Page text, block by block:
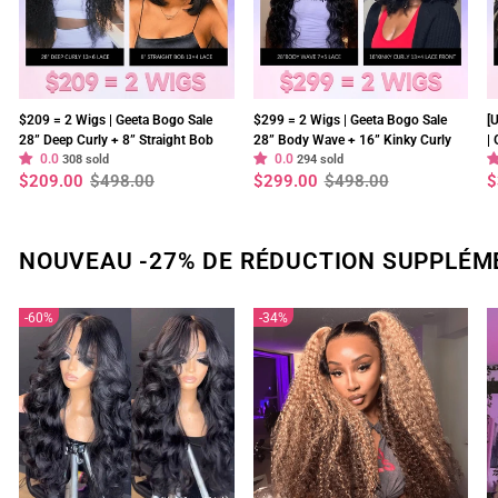
$209 = 2 Wigs | Geeta Bogo Sale
28” Deep Curly + 8” Straight Bob
Wig 13×4 Lace Flash Sale
0.0 308 sold
Prix $498.00
Prix
$209.00
$299 = 2 Wigs | Geeta Bogo Sale
28” Body Wave + 16” Kinky Curly
Wig 250% Density Flash Sale
0.0 294 sold
Prix $498.00
Prix
$299.00
NOUVEAU -27% DE RÉDUCTION
60% 34%